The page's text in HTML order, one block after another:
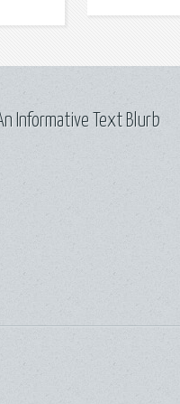
Informative Text Blurb